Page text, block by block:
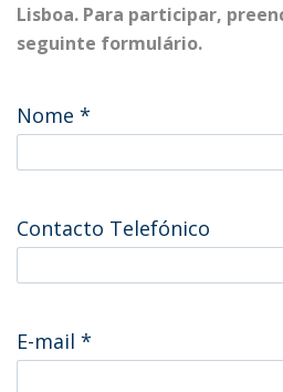
Lisboa. Para participar,
seguinte formulário.
Nome *
Contacto Telefónico
E-mail *